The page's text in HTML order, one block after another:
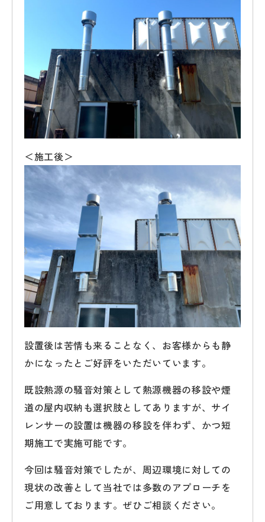
＜施工後＞
設置後は苦情も来ることなく、お客様からも静
かになったとご好評をいただいています。
既設熱源の騒音対策として熱源機器の移設や煙
道の屋内収納も選択肢としてありますが、サイ
レンサーの設置は機器の移設を伴わず、かつ短
期施工で実施可能です。
今回は騒音対策でしたが、周辺環境に対しての
現状の改善として当社では多数のアプローチを
ご用意しております。ぜひご相談ください。